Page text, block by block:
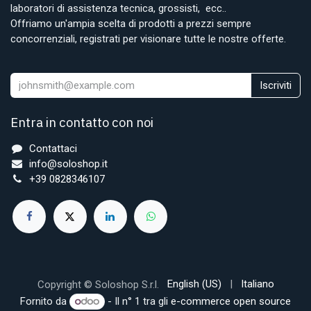
laboratori di assistenza tecnica, grossisti, ecc..
Offriamo un'ampia scelta di prodotti a prezzi sempre
concorrenziali, registrati per visionare tutte le nostre offerte.
Iscriviti
Entra in contatto con noi
Contattaci
info@soloshop.it
+39 0828346107
Copyright © Soloshop S.r.l. English (US) |
Italiano
Fornito da
- Il n° 1 tra glie-commerce open source